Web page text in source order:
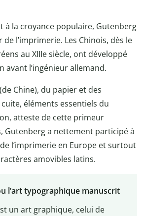
à la croyance populaire, Gutenberg
de l’imprimerie. Les Chinois, dès le
au XIIIe siècle, ont développé
avant l’ingénieur allemand.
Chine), du papier et des
éléments essentiels du
atteste de cette primeur
Gutenberg a nettement participé à
l’imprimerie en Europe et surtout
amovibles latins.
l’art typographique manuscrit
un art graphique, celui de